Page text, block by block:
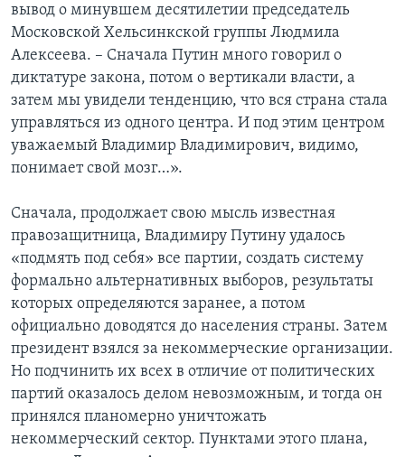
вывод о минувшем десятилетии председатель
Московской Хельсинкской группы Людмила
Алексеева. – Сначала Путин много говорил о
диктатуре закона, потом о вертикали власти, а
затем мы увидели тенденцию, что вся страна стала
управляться из одного центра. И под этим центром
уважаемый Владимир Владимирович, видимо,
понимает свой мозг…».
Сначала, продолжает свою мысль известная
правозащитница, Владимиру Путину удалось
«подмять под себя» все партии, создать систему
формально альтернативных выборов, результаты
которых определяются заранее, а потом
официально доводятся до населения страны. Затем
президент взялся за некоммерческие организации.
Но подчинить их всех в отличие от политических
партий оказалось делом невозможным, и тогда он
принялся планомерно уничтожать
некоммерческий сектор. Пунктами этого плана,